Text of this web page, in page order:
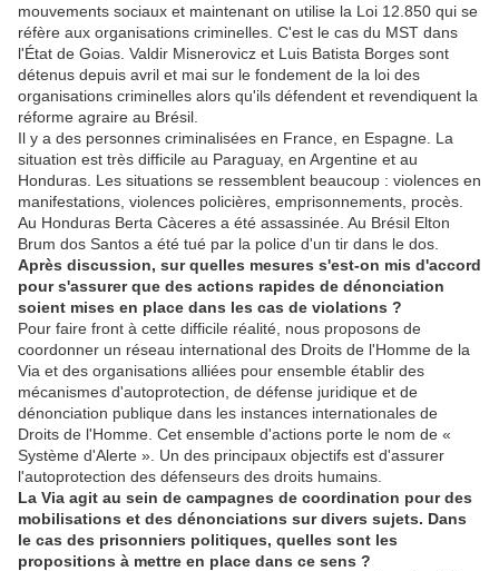
mouvements sociaux et maintenant on utilise la Loi 12.850 qui se
réfère aux organisations criminelles. C'est le cas du MST dans
l'État de Goias. Valdir Misnerovicz et Luis Batista Borges sont
détenus depuis avril et mai sur le fondement de la loi des
organisations criminelles alors qu'ils défendent et revendiquent la
réforme agraire au Brésil.
Il y a des personnes criminalisées en France, en Espagne. La
situation est très difficile au Paraguay, en Argentine et au
Honduras. Les situations se ressemblent beaucoup : violences en
manifestations, violences policières, emprisonnements, procès.
Au Honduras Berta Càceres a été assassinée. Au Brésil Elton
Brum dos Santos a été tué par la police d'un tir dans le dos.
Après discussion, sur quelles mesures s'est-on mis d'accord
pour s'assurer que des actions rapides de dénonciation
soient mises en place dans les cas de violations ?
Pour faire front à cette difficile réalité, nous proposons de
coordonner un réseau international des Droits de l'Homme de la
Via et des organisations alliées pour ensemble établir des
mécanismes d'autoprotection, de défense juridique et de
dénonciation publique dans les instances internationales de
Droits de l'Homme. Cet ensemble d'actions porte le nom de «
Système d'Alerte ». Un des principaux objectifs est d'assurer
l'autoprotection des défenseurs des droits humains.
La Via agit au sein de campagnes de coordination pour des
mobilisations et des dénonciations sur divers sujets. Dans
le cas des prisonniers politiques, quelles sont les
propositions à mettre en place dans ce sens ?